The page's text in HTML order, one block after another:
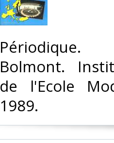
‎Périodique.
Bolmont.
de l'Ecole
1989.‎